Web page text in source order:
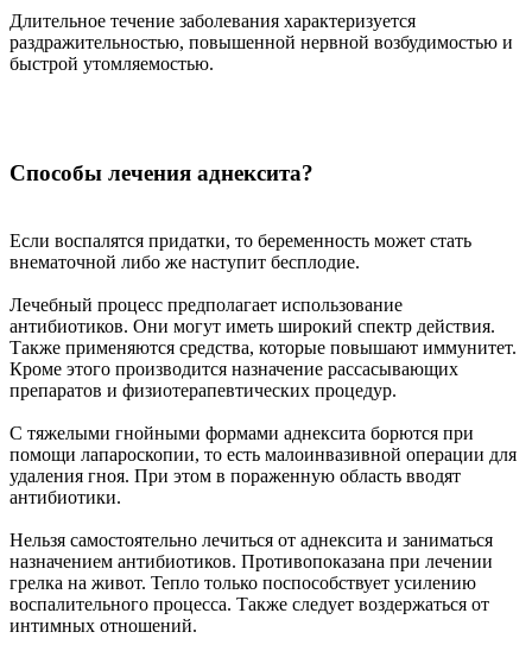
Длительное течение заболевания характеризуется
раздражительностью, повышенной нервной возбудимостью и
быстрой утомляемостью.
Способы лечения аднексита?
Если воспалятся придатки, то беременность может стать
внематочной либо же наступит бесплодие.
Лечебный процесс предполагает использование
антибиотиков. Они могут иметь широкий спектр действия.
Также применяются средства, которые повышают иммунитет.
Кроме этого производится назначение рассасывающих
препаратов и физиотерапевтических процедур.
С тяжелыми гнойными формами аднексита борются при
помощи лапароскопии, то есть малоинвазивной операции для
удаления гноя. При этом в пораженную область вводят
антибиотики.
Нельзя самостоятельно лечиться от аднексита и заниматься
назначением антибиотиков. Противопоказана при лечении
грелка на живот. Тепло только поспособствует усилению
воспалительного процесса. Также следует воздержаться от
интимных отношений.